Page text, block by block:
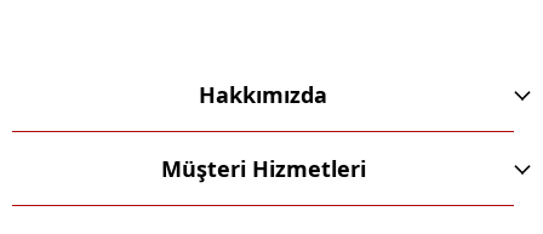
Hakkımızda
Müşteri Hizmetleri